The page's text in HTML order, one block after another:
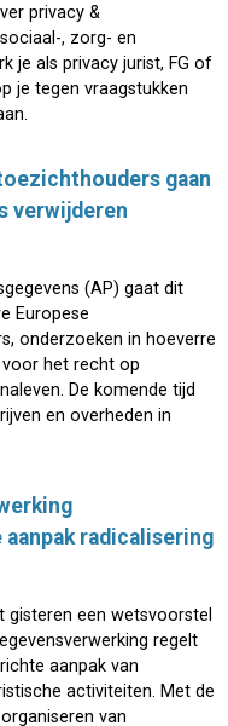
privacy &
, zorg- en
je als privacy jurist, FG of
je tegen vraagstukken
gaan
verwijderen
(AP) gaat dit
Europese
onderzoeken in hoeverre
het recht op
De komende tijd
en overheden in
radicalisering
gisteren een wetsvoorstel
regelt
aanpak van
activiteiten. Met de
van